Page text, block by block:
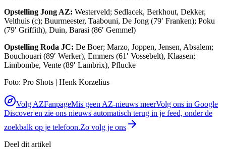
Opstelling Jong AZ: Westerveld; Sedlacek, Berkhout, Dekker,
Velthuis (c); Buurmeester, Taabouni, De Jong (79′ Franken); Poku
(79′ Griffith), Duin, Barasi (86′ Gemmel)
Opstelling Roda JC: De Boer; Marzo, Joppen, Jensen, Absalem;
Bouchouari (89′ Werker), Emmers (61′ Vossebelt), Klaasen;
Limbombe, Vente (89′ Lambrix), Pflucke
Foto: Pro Shots | Henk Korzelius
Volg AZFanpageMis geen AZ-nieuws meerVolg ons in Google
Discover en zie ons nieuws automatisch terug in je feed, onder de
zoekbalk op je telefoon.Zo volg je ons
Deel dit artikel